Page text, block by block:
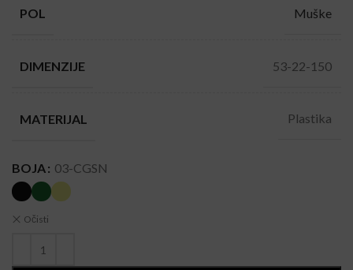
POL Muške
DIMENZIJE 53-22-150
MATERIJAL Plastika
BOJA 03-CGSN
Očisti